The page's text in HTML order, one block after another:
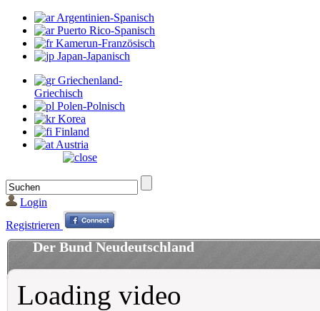
Argentinien-Spanisch
Puerto Rico-Spanisch
Kamerun-Französisch
Japan-Japanisch
Griechenland-
Griechisch
Polen-Polnisch
Korea
Finland
Austria
Login
Registrieren
Der Bund Neudeutschland
Loading video